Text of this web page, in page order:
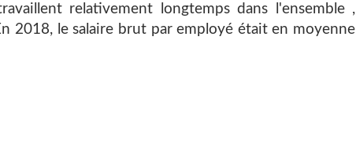
relativement longtemps dans l'ensemble ,
2018, le salaire brut par employé était en moyenne